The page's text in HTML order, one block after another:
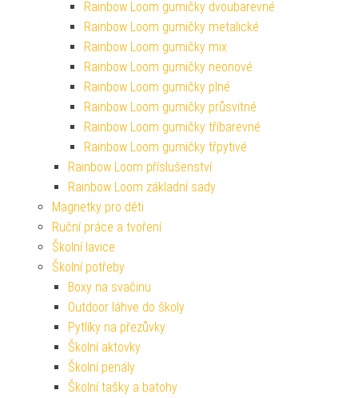
Rainbow Loom gumičky dvoubarevné
Rainbow Loom gumičky metalické
Rainbow Loom gumičky mix
Rainbow Loom gumičky neonové
Rainbow Loom gumičky plné
Rainbow Loom gumičky průsvitné
Rainbow Loom gumičky tříbarevné
Rainbow Loom gumičky třpytivé
Rainbow Loom příslušenství
Rainbow Loom základní sady
Magnetky pro děti
Ruční práce a tvoření
Školní lavice
Školní potřeby
Boxy na svačinu
Outdoor láhve do školy
Pytlíky na přezůvky
Školní aktovky
Školní penály
Školní tašky a batohy